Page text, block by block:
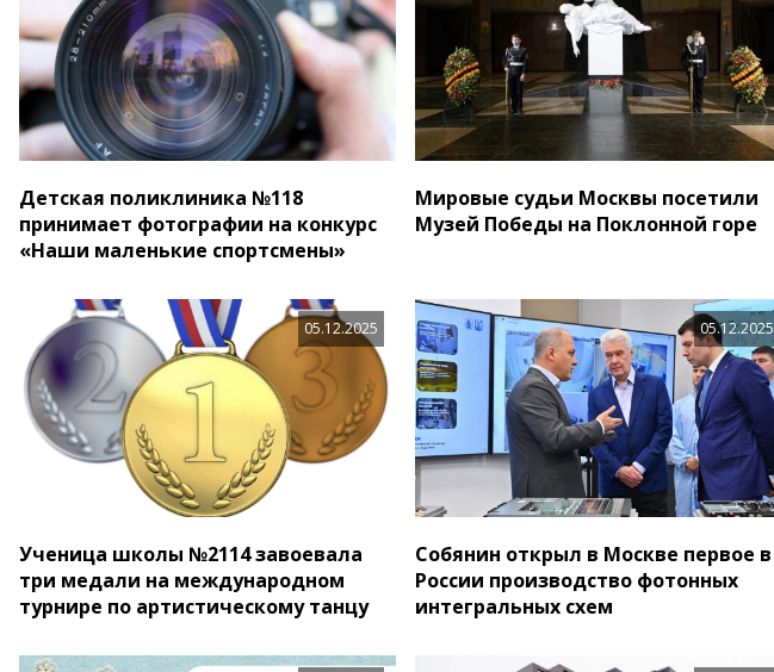
Детская поликлиника №118
принимает фотографии на конкурс
«Наши маленькие спортсмены»
Мировые судьи Москвы посетили
Музей Победы на Поклонной горе
05.12.2025
Ученица школы №2114 завоевала
три медали на международном
турнире по артистическому танцу
05.12.2025
Собянин открыл в Москве первое в
России производство фотонных
интегральных схем